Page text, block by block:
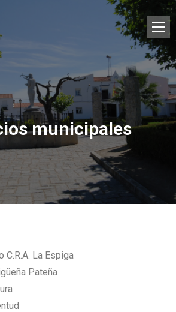
municipales
C.R.A. La Espiga
Pateña